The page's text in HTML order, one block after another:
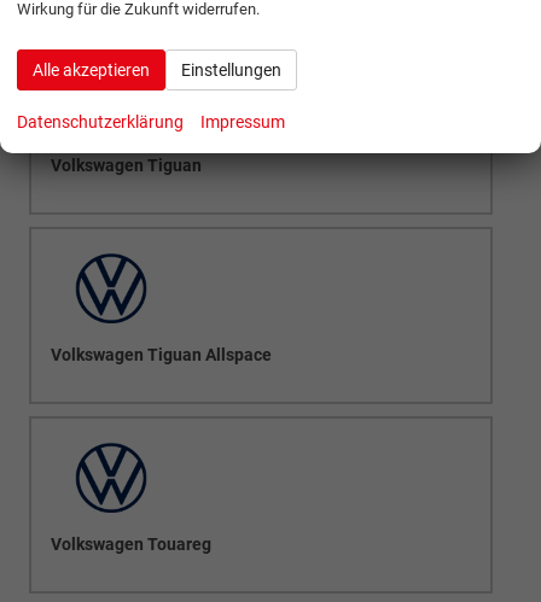
Volkswagen Tiguan
Volkswagen Tiguan Allspace
Volkswagen Touareg
Wirkung für die Zukunft widerrufen.
Alle akzeptieren Einstellungen
Datenschutzerklärung Impressum